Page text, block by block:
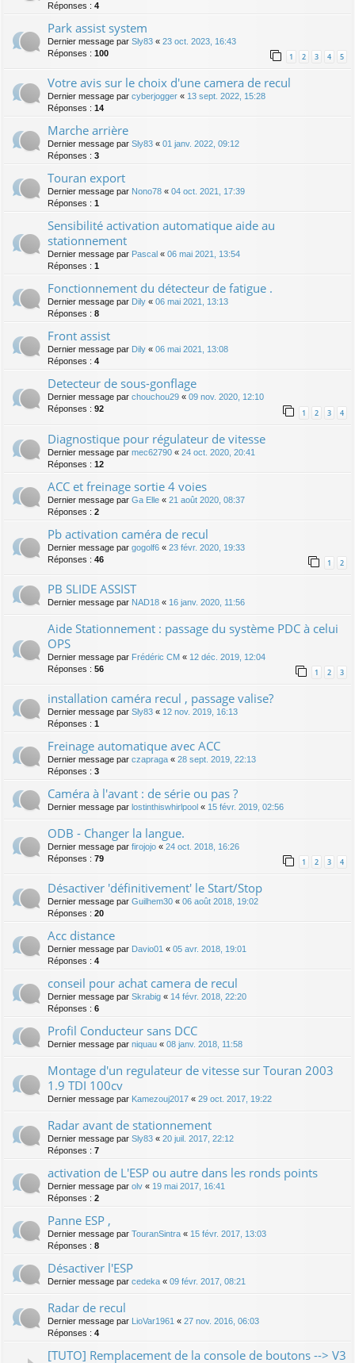
Réponses : 4
Park assist system
Dernier message par Sly83 « 23 oct. 2023, 16:43
Réponses : 100 1 2 3 4 5
Votre avis sur le choix d'une camera de recul
Dernier message par cyberjogger « 13 sept. 2022, 15:28
Réponses : 14
Marche arrière
Dernier message par Sly83 « 01 janv. 2022, 09:12
Réponses : 3
Touran export
Dernier message par Nono78 « 04 oct. 2021, 17:39
Réponses : 1
Sensibilité activation automatique aide au
stationnement
Dernier message par Pascal « 06 mai 2021, 13:54
Réponses : 1
Fonctionnement du détecteur de fatigue .
Dernier message par Dily « 06 mai 2021, 13:13
Réponses : 8
Front assist
Dernier message par Dily « 06 mai 2021, 13:08
Réponses : 4
Detecteur de sous-gonflage
Dernier message par chouchou29 « 09 nov. 2020, 12:10
Réponses : 92 1 2 3 4
Diagnostique pour régulateur de vitesse
Dernier message par mec62790 « 24 oct. 2020, 20:41
Réponses : 12
ACC et freinage sortie 4 voies
Dernier message par Ga Elle « 21 août 2020, 08:37
Réponses : 2
Pb activation caméra de recul
Dernier message par gogolf6 « 23 févr. 2020, 19:33
Réponses : 46 1 2
PB SLIDE ASSIST
Dernier message par NAD18 « 16 janv. 2020, 11:56
Aide Stationnement : passage du système PDC à celui
OPS
Dernier message par Frédéric CM « 12 déc. 2019, 12:04
Réponses : 56 1 2 3
installation caméra recul , passage valise?
Dernier message par Sly83 « 12 nov. 2019, 16:13
Réponses : 1
Freinage automatique avec ACC
Dernier message par czapraga « 28 sept. 2019, 22:13
Réponses : 3
Caméra à l'avant : de série ou pas ?
Dernier message par lostinthiswhirlpool « 15 févr. 2019, 02:56
ODB - Changer la langue.
Dernier message par firojojo « 24 oct. 2018, 16:26
Réponses : 79 1 2 3 4
Désactiver 'définitivement' le Start/Stop
Dernier message par Guilhem30 « 06 août 2018, 19:02
Réponses : 20
Acc distance
Dernier message par Davio01 « 05 avr. 2018, 19:01
Réponses : 4
conseil pour achat camera de recul
Dernier message par Skrabig « 14 févr. 2018, 22:20
Réponses : 6
Profil Conducteur sans DCC
Dernier message par niquau « 08 janv. 2018, 11:58
Montage d'un regulateur de vitesse sur Touran 2003
1.9 TDI 100cv
Dernier message par Kamezouj2017 « 29 oct. 2017, 19:22
Radar avant de stationnement
Dernier message par Sly83 « 20 juil. 2017, 22:12
Réponses : 7
activation de L'ESP ou autre dans les ronds points
Dernier message par olv « 19 mai 2017, 16:41
Réponses : 2
Panne ESP ,
Dernier message par TouranSintra « 15 févr. 2017, 13:03
Réponses : 8
Désactiver l'ESP
Dernier message par cedeka « 09 févr. 2017, 08:21
Radar de recul
Dernier message par LioVar1961 « 27 nov. 2016, 06:03
Réponses : 4
[TUTO] Remplacement de la console de boutons --> V3